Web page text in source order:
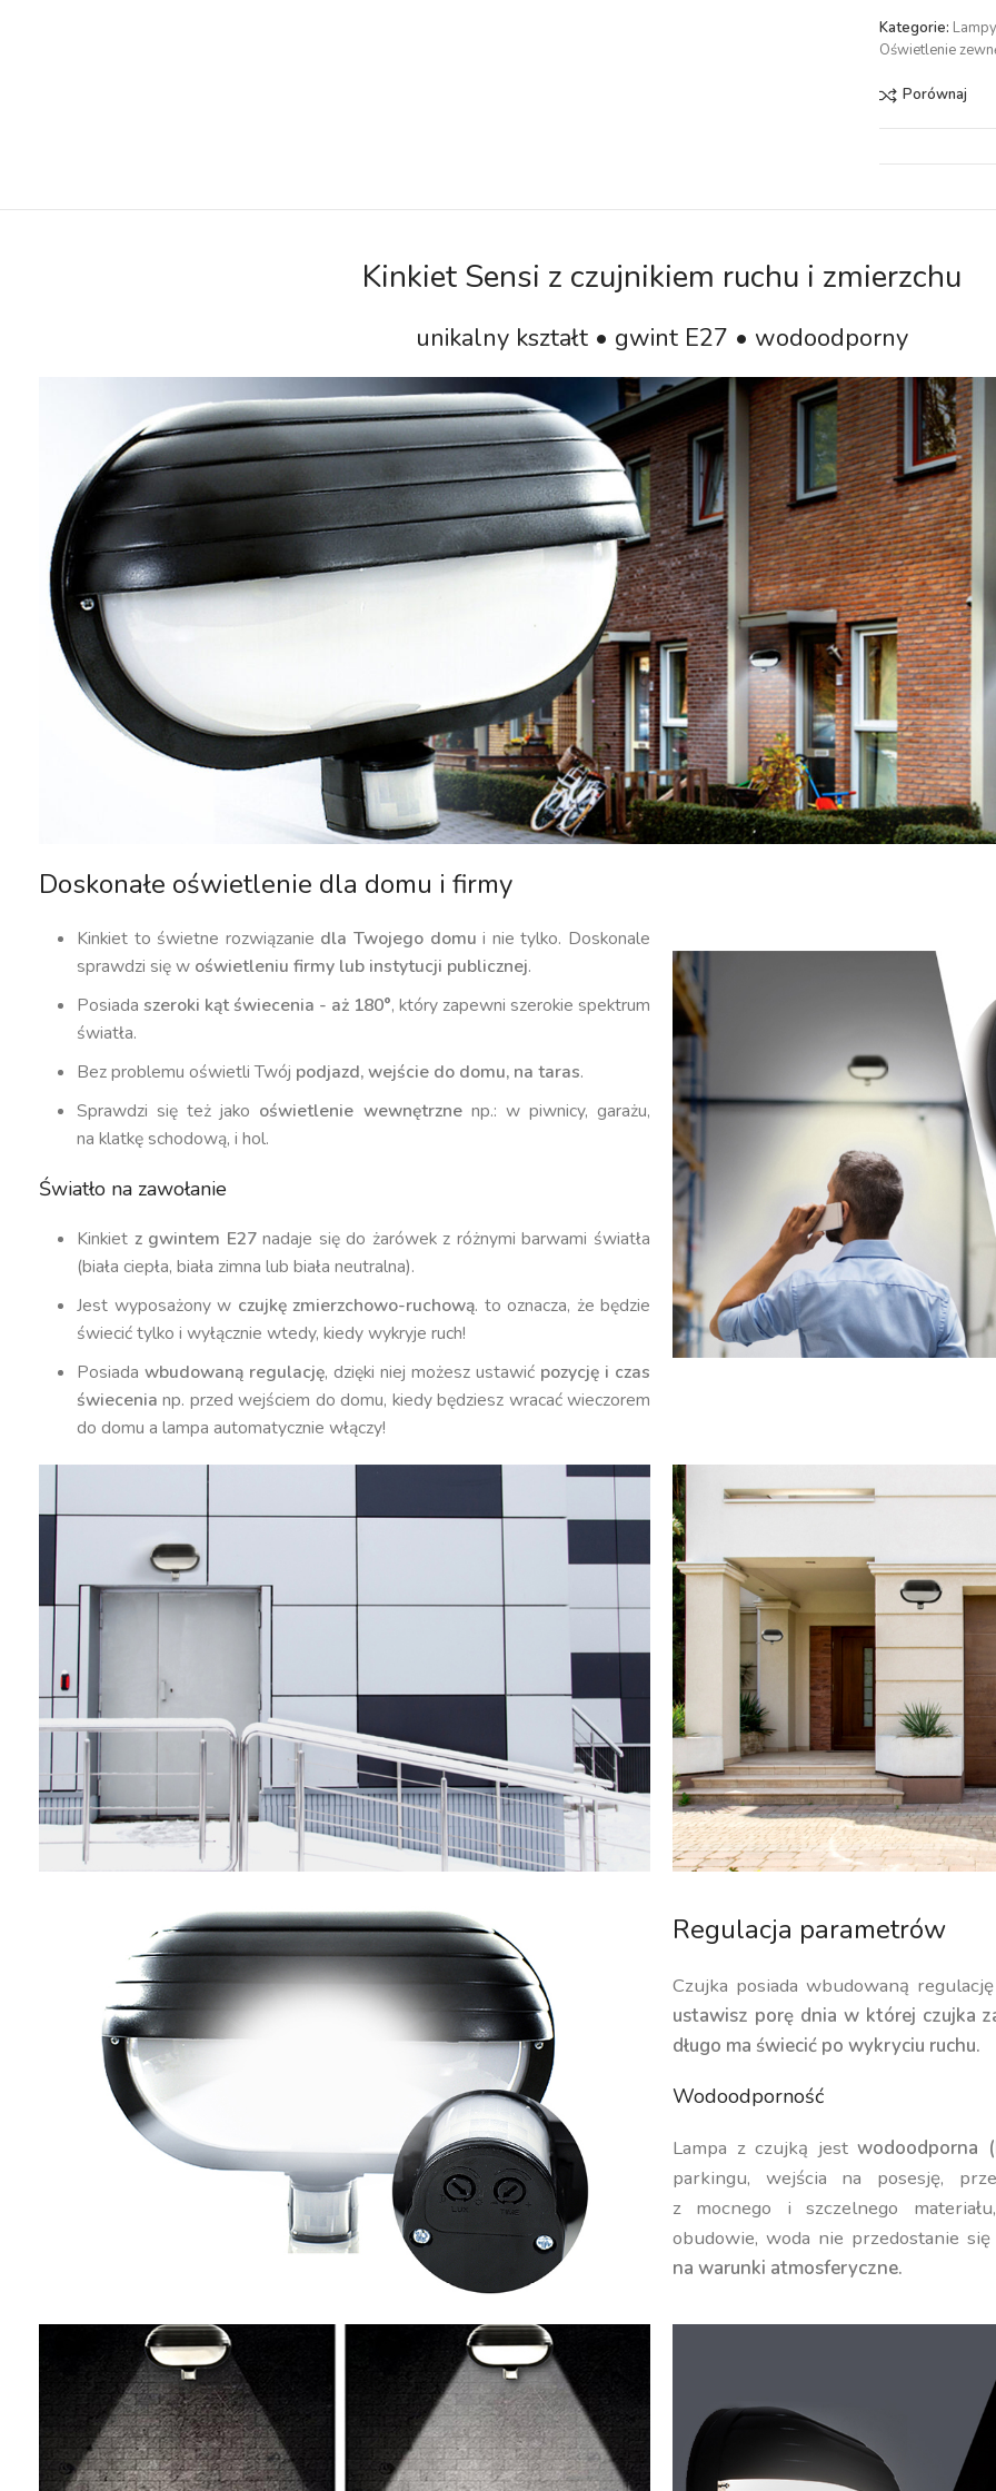
Kategorie:
Oświetlenie
Porównaj
Kinkiet Sensi z czujnikiem ruchu i zmierzchu
unikalny kształt • gwint E27 • wodoodporny
Doskonałe oświetlenie dla domu i firmy
Kinkiet to świetne rozwiązanie dla Twojego domu i nie tylko. Doskonale
sprawdzi się w oświetleniu firmy lub instytucji publicznej.
Posiadaszeroki kąt świecenia - aż 180°, który zapewni szerokie spektrum
światła.
Bez problemu oświetli Twój podjazd, wejście do domu, na taras.
Sprawdzi się też jako oświetlenie wewnętrznenp.: w piwnicy, garażu,
na klatkę schodową, i hol.
Światło na zawołanie
Kinkiet z gwintem E27nadaje się do żarówek z różnymi barwami światła
(biała ciepła, biała zimna lub biała neutralna).
Jest wyposażony w czujkę zmierzchowo-ruchową. to oznacza, że będzie
świecić tylko i wyłącznie wtedy, kiedy wykryje ruch!
Posiadawbudowaną regulację, dzięki niej możesz ustawić pozycję i czas
świecenia np. przed wejściem do domu, kiedy będziesz wracać wieczorem
do domu a lampa automatycznie włączy!
Regulacja parametrów
Czujka posiada wbudowaną
ustawisz porę dnia w której czujka
długo ma świecić po wykryciu ruchu.
Wodoodporność
Lampa z czujką jestwodoodporna
parkingu, wejścia na posesję,
z mocnego i szczelnego
obudowie, woda nie przedostanie się
na warunki atmosferyczne.